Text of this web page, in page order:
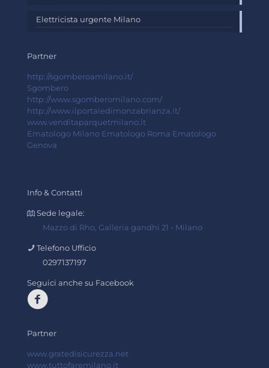
Elettricista urgente Milano
Partner
http://sgomberoamilano.it/
Sgombero
http://www.sgomberomilano.com/
http://www.ilportaledimonzabrianza.it/
www.venditaparquetmilano.it
Ematologo Milano Ematologo Roma Ematologo
Genova
Info & Contatti
Sede legale:
Mazzo di Rho, Galleria gandhi 21 - Milano
Telefono Ufficio
0297137197
Seguici anche su Facebook
Partner
www.gratedisicurezza.net
www.tuttofaremilano.it